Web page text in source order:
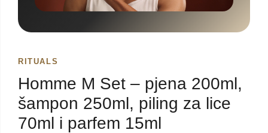
RITUALS
Homme M Set – pjena 200ml,
šampon 250ml, piling za lice
70ml i parfem 15ml